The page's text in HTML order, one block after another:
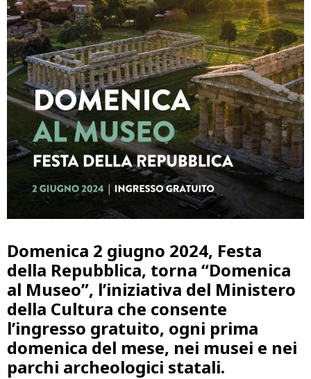
Domenica 2 giugno 2024, Festa
della Repubblica, torna “Domenica
al Museo”, l’iniziativa del Ministero
della Cultura che consente
l’ingresso gratuito, ogni prima
domenica del mese, nei musei e nei
parchi archeologici statali.